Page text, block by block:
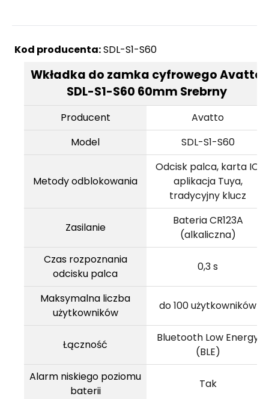
Kod producenta:SDL-S1-S60
Wkładka do zamka cyfrowego Avatto
SDL-S1-S60 60mm Srebrny
Producent
Avatto
Model
SDL-S1-S60
Metody odblokowania
Odcisk palca, karta IC,
aplikacja Tuya,
tradycyjny klucz
Zasilanie
Bateria CR123A
(alkaliczna)
Czas rozpoznania
odcisku palca
0,3 s
Maksymalna liczba
użytkowników
do 100 użytkowników
Łączność
Bluetooth Low Energy
(BLE)
Alarm niskiego poziomu
baterii
Tak